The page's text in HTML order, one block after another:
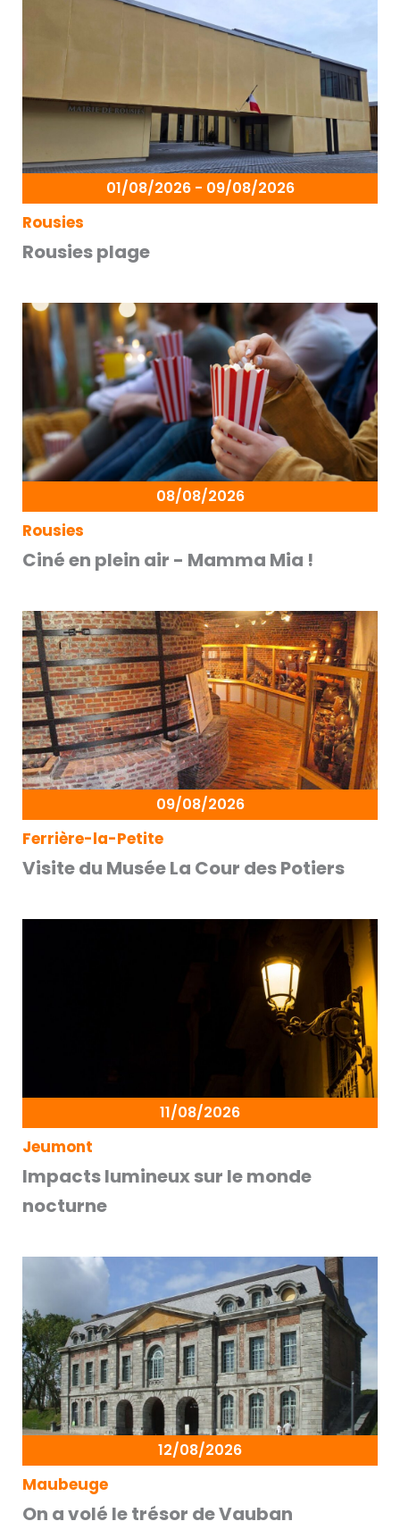
01/08/2026 - 09/08/2026
Rousies
Rousies plage
08/08/2026
Rousies
Ciné en plein air - Mamma Mia !
09/08/2026
Ferrière-la-Petite
Visite du Musée La Cour des Potiers
11/08/2026
Jeumont
Impacts lumineux sur le monde
nocturne
12/08/2026
Maubeuge
On a volé le trésor de Vauban